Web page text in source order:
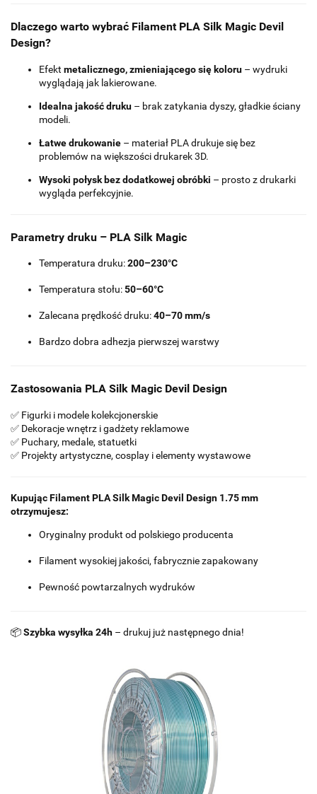
Dlaczego warto wybrać Filament PLA Silk Magic Devil
Design?
Efekt metalicznego, zmieniającego się koloru – wydruki
wyglądają jak lakierowane.
Idealna jakość druku – brak zatykania dyszy, gładkie ściany
modeli.
Łatwe drukowanie – materiał PLA drukuje się bez
problemów na większości drukarek 3D.
Wysoki połysk bez dodatkowej obróbki – prosto z drukarki
wygląda perfekcyjnie.
Parametry druku – PLA Silk Magic
Temperatura druku:200–230°C
Temperatura stołu:50–60°C
Zalecana prędkość druku:40–70 mm/s
Bardzo dobra adhezja pierwszej warstwy
Zastosowania PLA Silk Magic Devil Design
✅ Figurki i modele kolekcjonerskie
✅ Dekoracje wnętrz i gadżety reklamowe
✅ Puchary, medale, statuetki
✅ Projekty artystyczne, cosplay i elementy wystawowe
Kupując Filament PLA Silk Magic Devil Design 1.75 mm
otrzymujesz:
Oryginalny produkt od polskiego producenta
Filament wysokiej jakości, fabrycznie zapakowany
Pewność powtarzalnych wydruków
📦Szybka wysyłka 24h – drukuj już następnego dnia!